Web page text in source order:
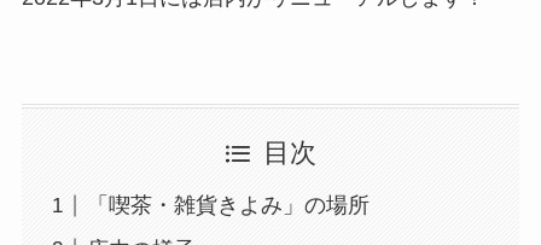
目次
「喫茶・雑貨きよみ」の場所